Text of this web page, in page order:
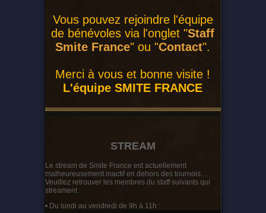
Vous pouvez rejoindre l'équipe
de bénévoles via l'onglet "Staff
Smite France" ou "Contact".
Merci à vous et bonne visite !
L'équipe SMITE FRANCE
STREAM
Le stream de Smite France est actuellement
malheureusement inactif en dehors des tournois...
Veuillez retrouver les membres du staff suivants qui
streament :
• Du lundi au vendredi de 9h à 11h :